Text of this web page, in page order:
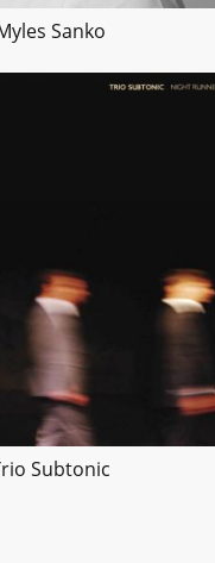
Sanko
Subtonic